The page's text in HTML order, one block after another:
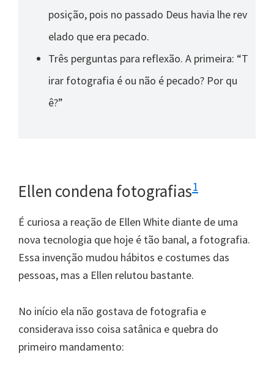
posição, pois no passado Deus havia lhe rev
elado que era pecado.
Três perguntas para reflexão. A primeira: “T
irar fotografia é ou não é pecado? Por qu
ê?”
Ellen condena fotografias1
É curiosa a reação de Ellen White diante de uma
nova tecnologia que hoje é tão banal, a fotografia.
Essa invenção mudou hábitos e costumes das
pessoas, mas a Ellen relutou bastante.
No início ela não gostava de fotografia e
considerava isso coisa satânica e quebra do
primeiro mandamento: